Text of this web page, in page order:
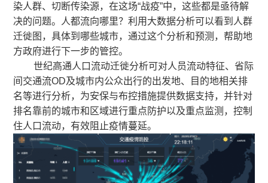
染人群、切断传染源，在这场“战疫”中，这些都是亟待解
决的问题。人都流向哪里？利用大数据分析可以看到人群
迁徙图，具体到哪些城市，通过这个分析和预测，帮助地
方政府进行下一步的管控。
世纪高通人口流动迁徙分析可对人员流动特征、省际
间交通流OD及城市内公众出行的出发地、目的地相关排
名等进行分析，为安保与布控措施提供数据支持，并针对
排名靠前的城市和区域进行重点防护以及重点监测，控制
住人口流动，有效阻止疫情蔓延。